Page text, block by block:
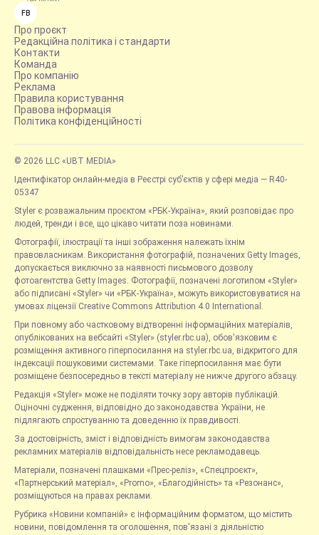
FB
Про проєкт
Редакційна політика і стандарти
Контакти
Команда
Про компанію
Реклама
Правила користування
Правова інформація
Політика конфіденційності
© 2026 LLC «UBT MEDIA»
Ідентифікатор онлайн-медіа в Реєстрі суб’єктів у сфері медіа — R40-
05347
Styler є розважальним проєктом «РБК-Україна», який розповідає про
людей, тренди і все, що цікаво читати поза новинами.
Фотографії, ілюстрації та інші зображення належать їхнім
правовласникам. Використання фотографій, позначених Getty Images,
допускається виключно за наявності письмового дозволу
фотоагентства Getty Images. Фотографії, позначені логотипом «Styler»
або підписані «Styler» чи «РБК-Україна», можуть використовуватися на
умовах ліцензії Creative Commons Attribution 4.0 International.
При повному або частковому відтворенні інформаційних матеріалів,
опублікованих на вебсайті «Styler» (styler.rbc.ua), обов'язковим є
розміщення активного гіперпосилання на styler.rbc.ua, відкритого для
індексації пошуковими системами. Таке гіперпосилання має бути
розміщене безпосередньо в тексті матеріалу не нижче другого абзацу.
Редакція «Styler» може не поділяти точку зору авторів публікацій.
Оціночні судження, відповідно до законодавства України, не
підлягають спростуванню та доведенню їх правдивості.
За достовірність, зміст і відповідність вимогам законодавства
рекламних матеріалів відповідальність несе рекламодавець.
Матеріали, позначені плашками «Прес-реліз», «Спецпроєкт»,
«Партнерський матеріал», «Promo», «Благодійність» та «Резонанс»,
розміщуються на правах реклами.
Рубрика «Новини компаній» є інформаційним форматом, що містить
новини, повідомлення та оголошення, пов'язані з діяльністю